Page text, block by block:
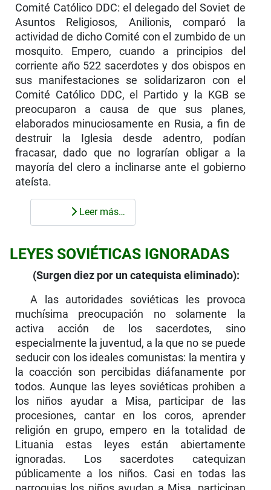
Comité Católico DDC: el delegado del Soviet de
Asuntos Religiosos, Anilionis, comparó la
actividad de dicho Comité con el zumbido de un
mosquito. Empero, cuando a principios del
corriente año 522 sacerdotes y dos obispos en
sus manifestaci­ones se solidarizaron con el
Comité Católico DDC, el Partido y la KGB se
preocuparon a causa de que sus planes,
elaborados minuciosamente en Rusia, a fin de
destruir la Iglesia desde adentro, podían
fracasar, dado que no lograrían obligar a la
mayoría del clero a inclinarse ante el gobierno
ateísta.
Leer más…
LEYES SOVIÉTICAS IGNORADAS
(Surgen diez por un catequista eliminado):
A las autoridades soviéticas les provoca
muchísima preocupación no solamente la
activa acción de los sacerdotes, sino
especialmente la juventud, a la que no se puede
seducir con los ideales comunistas: la mentira y
la coacción son percibidas diáfanamente por
todos. Aunque las leyes soviéticas prohiben a
los niños ayudar a Misa, participar de las
procesiones, cantar en los coros, aprender
religión en grupo, empero en la totalidad de
Lituania estas leyes están abiertamente
ignoradas. Los sacerdotes catequizan
públicamente a los niños. Casi en todas las